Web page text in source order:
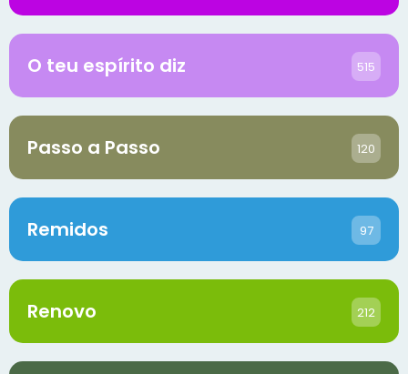
O teu espírito diz 515
Passo a Passo 120
Remidos 97
Renovo 212